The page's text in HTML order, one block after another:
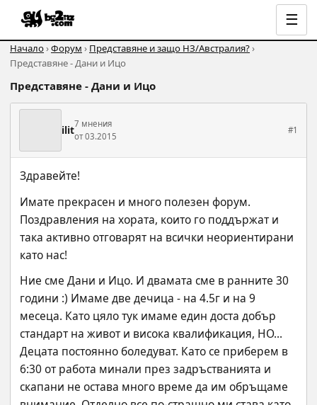
☰
Начало›Форум › Представяне и защо НЗ/Австралия?›
Представяне - Дани и Ицо
Представяне - Дани и Ицо
ilit7 мнения
от 03.2015
#1
Здравейте!
Имате прекрасен и много полезен форум.
Поздравления на хората, които го поддържат и
така активно отговарят на всички неориентирани
като нас!
Ние сме Дани и Ицо. И двамата сме в ранните 30
години :) Имаме две дечица - на 4.5г и на 9
месеца. Като цяло тук имаме един доста добър
стандарт на живот и висока квалификация, НО...
Децата постоянно боледуват. Като се приберем в
6:30 от работа минали през задръстванията и
скапани не остава много време да им обръщаме